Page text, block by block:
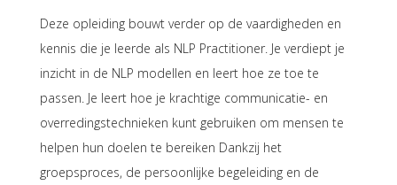
Deze opleiding bouwt verder op de vaardigheden en
kennis die je leerde als NLP Practitioner. Je verdiept je
inzicht in de NLP modellen en leert hoe ze toe te
passen. Je leert hoe je krachtige communicatie- en
overredingstechnieken kunt gebruiken om mensen te
helpen hun doelen te bereiken Dankzij het
groepsproces, de persoonlijke begeleiding en de